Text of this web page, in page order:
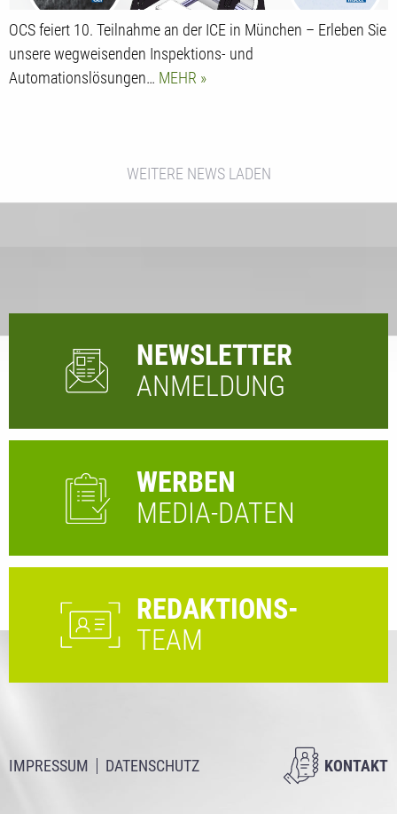
OCS feiert 10. Teilnahme an der ICE in München – Erleben Sie
unsere wegweisenden Inspektions- und
Automationslösungen… MEHR
WEITERE NEWS LADEN
NEWSLETTER
ANMELDUNG
WERBEN
MEDIA-DATEN
REDAKTIONS-
TEAM
IMPRESSUM DATENSCHUTZ KONTAKT